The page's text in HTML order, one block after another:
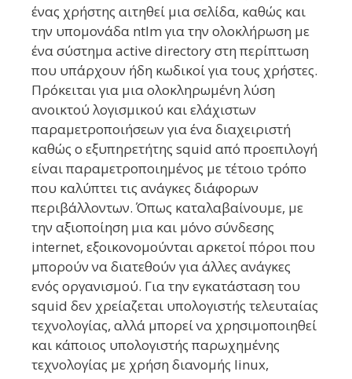
ένας χρήστης αιτηθεί μια σελίδα, καθώς και
την υπομονάδα ntlm για την ολοκλήρωση με
ένα σύστημα active directory στη περίπτωση
που υπάρχουν ήδη κωδικοί για τους χρήστες.
Πρόκειται για μια ολοκληρωμένη λύση
ανοικτού λογισμικού και ελάχιστων
παραμετροποιήσεων για ένα διαχειριστή
καθώς ο εξυπηρετήτης squid από προεπιλογή
είναι παραμετροποιημένος με τέτοιο τρόπο
που καλύπτει τις ανάγκες διάφορων
περιβάλλοντων. Όπως καταλαβαίνουμε, με
την αξιοποίηση μια και μόνο σύνδεσης
internet, εξοικονομούνται αρκετοί πόροι που
μπορούν να διατεθούν για άλλες ανάγκες
ενός οργανισμού. Για την εγκατάσταση του
squid δεν χρείαζεται υπολογιστής τελευταίας
τεχνολογίας, αλλά μπορεί να χρησιμοποιηθεί
και κάποιος υπολογιστής παρωχημένης
τεχνολογίας με χρήση διανομής linux,